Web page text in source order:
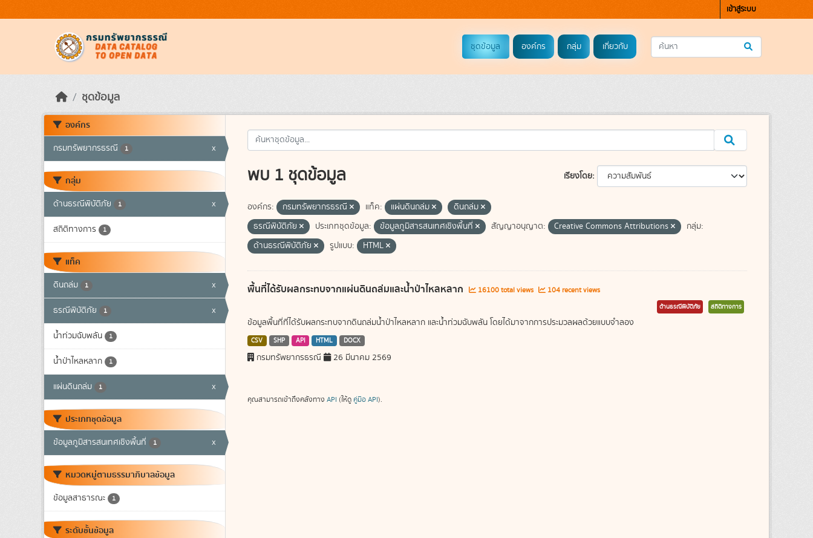
เข้าสู่ระบบ
ชุดข้อมูล องค์กร กลุ่ม เกี่ยวกับ
ชุดข้อมูล
องค์กร
กรมทรัพยากรธรณี 1 x
กลุ่ม
ด้านธรณีพิบัติภัย 1 x
สถิติทางการ 1
แท็ค
ดินถล่ม 1 x
ธรณีพิบัติภัย 1 x
น้ำท่วมฉับพลัน 1
น้ำป่าไหลหลาก 1
แผ่นดินถล่ม 1 x
ประเภทชุดข้อมูล
ข้อมูลภูมิสารสนเทศเชิงพื้นที่ 1 x
หมวดหมู่ตามธรรมาภิบาลข้อมูล
ข้อมูลสาธารณะ 1
ระดับชั้นข้อมูล
เรียงโดย
พบ 1 ชุดข้อมูล
องค์กร: กรมทรัพยากรธรณี แท็ค: แผ่นดินถล่ม
ดินถล่ม
ธรณีพิบัติภัย
ประเภทชุดข้อมูล: ข้อมูลภูมิสารสนเทศเชิงพื้นที่ สัญญาอนุญาต: Creative Commons Attributions
กลุ่ม:
ด้านธรณีพิบัติภัย
รูปแบบ: HTML
พื้นที่ได้รับผลกระทบจากแผ่นดินถล่มและน้ำป่าไหลหลาก 16100 total views 104 recent views
ด้านธรณีพิบัติภัย สถิติทางการ
ข้อมูลพื้นที่ที่ได้รับผลกระทบจากดินถล่มน้ำป่าไหลหลาก และน้ำท่วมฉับพลัน โดยได้มาจากการประมวลผลด้วยแบบจำลอง
CSV SHP API HTML DOCX
กรมทรัพยากรธรณี 26 มีนาคม 2569
คุณสามารถเข้าถึงคลังทาง API (ให้ดู คู่มือ API).